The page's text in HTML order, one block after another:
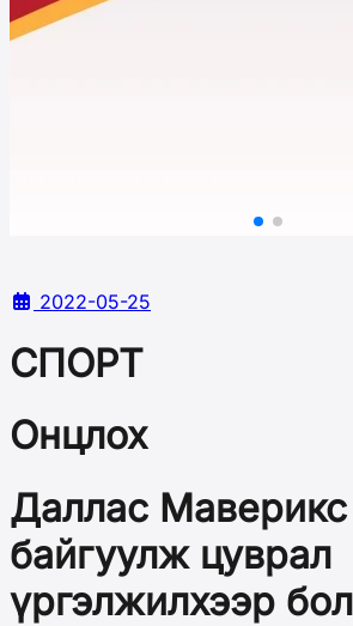
2022-05-25
СПОРТ
Онцлох
Даллас Маверикс
байгуулж цуврал
үргэлжилхээр